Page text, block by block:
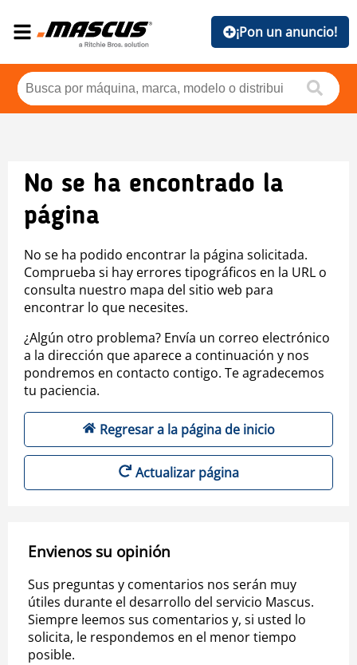
¡Pon un anuncio!
No se ha encontrado la
página
No se ha podido encontrar la página solicitada.
Comprueba si hay errores tipográficos en la URL o
consulta nuestro mapa del sitio web para
encontrar lo que necesites.
¿Algún otro problema? Envía un correo electrónico
a la dirección que aparece a continuación y nos
pondremos en contacto contigo. Te agradecemos
tu paciencia.
Regresar a la página de inicio
Actualizar página
Envienos su opinión
Sus preguntas y comentarios nos serán muy
útiles durante el desarrollo del servicio Mascus.
Siempre leemos sus comentarios y, si usted lo
solicita, le respondemos en el menor tiempo
posible.